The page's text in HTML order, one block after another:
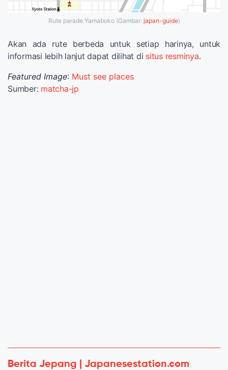
Rute parade Yamaboko (Gambar: japan-guide)
Akan ada rute berbeda untuk setiap harinya, untuk
informasi lebih lanjut dapat dilihat di situs resminya.
Featured Image: Must see places
Sumber: matcha-jp
Berita Jepang | Japanesestation.com